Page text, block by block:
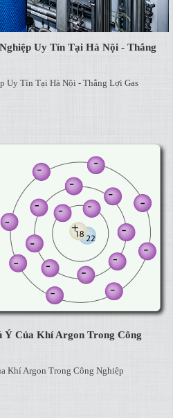
Uy Tín Tại Hà Nội - Thắng
Uy Tín Tại Hà Nội - Thắng Lợi Gas
Của Khí Argon Trong Công
Khí Argon Trong Công Nghiệp